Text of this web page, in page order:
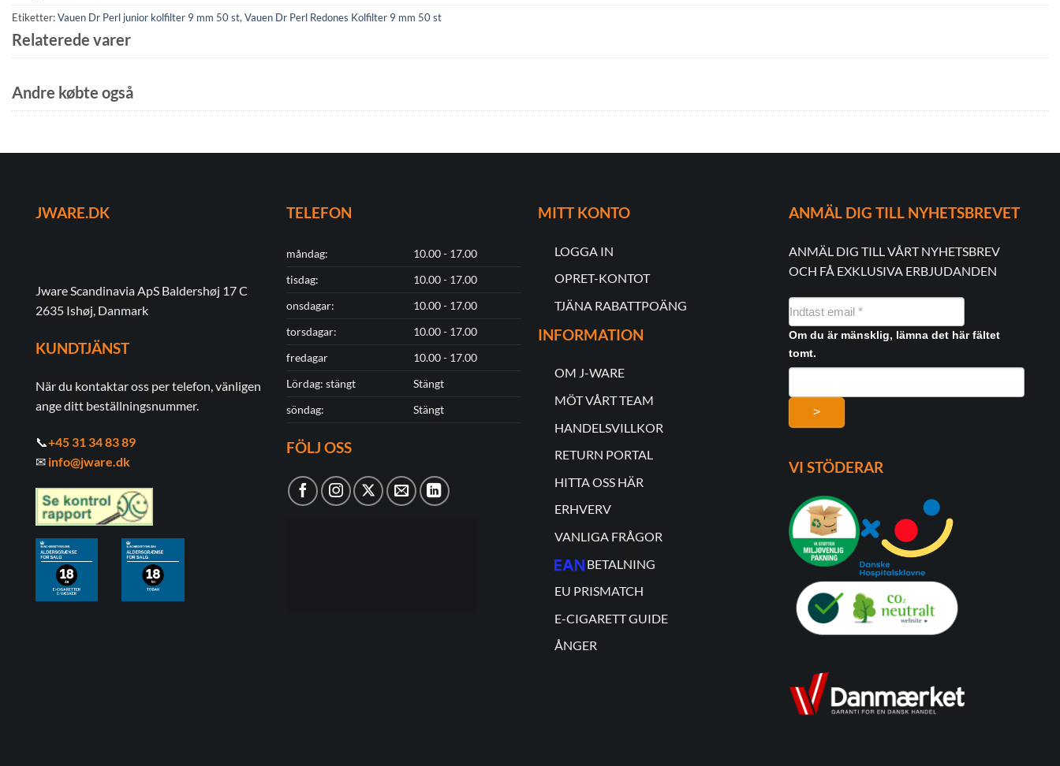
Etiketter:Vauen Dr Perl junior kolfilter 9 mm 50 st, Vauen Dr Perl Redones Kolfilter 9 mm 50 st
Relaterede varer
Andre købte også
JWARE.DK
Jware Scandinavia ApS Baldershøj 17 C
2635 Ishøj, Danmark
KUNDTJÄNST
När du kontaktar oss per telefon, vänligen
ange ditt beställningsnummer.
📞+45 31 34 83 89
✉ info@jware.dk
TELEFON
måndag:
10.00 - 17.00
tisdag:
10.00 - 17.00
onsdagar:
10.00 - 17.00
torsdagar:
10.00 - 17.00
fredagar
10.00 - 17.00
Lördag: stängt
Stängt
söndag:
Stängt
FÖLJ OSS
MITT KONTO
LOGGA IN
OPRET-KONTOT
TJÄNA RABATTPOÄNG
INFORMATION
OM J-WARE
MÖT VÅRT TEAM
HANDELSVILLKOR
RETURN PORTAL
HITTA OSS HÄR
ERHVERV
VANLIGA FRÅGOR
BETALNING
EU PRISMATCH
E-CIGARETT GUIDE
ÅNGER
ANMÄL DIG TILL NYHETSBREVET
ANMÄL DIG TILL VÅRT NYHETSBREV
OCH FÅ EXKLUSIVA ERBJUDANDEN
NYHEDSMAIL
FORMULAR
Om du är mänsklig, lämna det här fältet
tomt.
>
VI STÖDERAR